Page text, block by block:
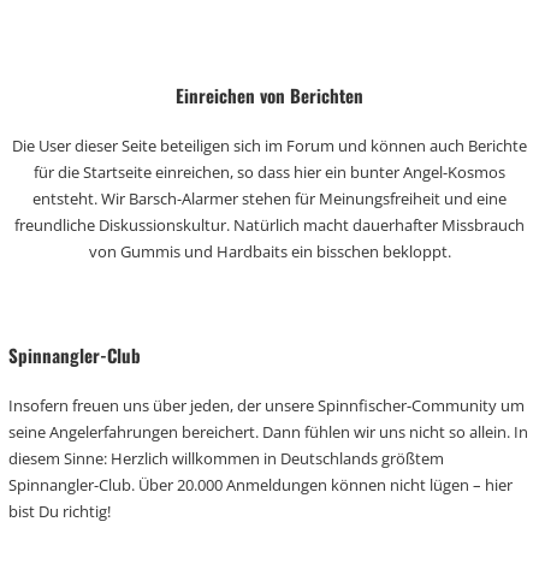
Einreichen von Berichten
Die User dieser Seite beteiligen sich im Forum und können auch Berichte
für die Startseite einreichen, so dass hier ein bunter Angel-Kosmos
entsteht. Wir Barsch-Alarmer stehen für Meinungsfreiheit und eine
freundliche Diskussionskultur. Natürlich macht dauerhafter Missbrauch
von Gummis und Hardbaits ein bisschen bekloppt.
Spinnangler-Club
Insofern freuen uns über jeden, der unsere Spinnfischer-Community um
seine Angelerfahrungen bereichert. Dann fühlen wir uns nicht so allein. In
diesem Sinne: Herzlich willkommen in Deutschlands größtem
Spinnangler-Club. Über 20.000 Anmeldungen können nicht lügen – hier
bist Du richtig!